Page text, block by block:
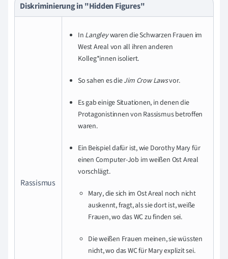
Diskriminierung in "Hidden Figures"
Rassismus
In Langleywaren die Schwarzen Frauen im
West Areal von all ihren anderen
Kolleg*innen isoliert.
So sahen es dieJim Crow Lawsvor.
Es gab einige Situationen, in denen die
Protagonistinnen von Rassismus betroffen
waren.
Ein Beispiel dafür ist, wie Dorothy Mary für
einen Computer-Job im weißen Ost Areal
vorschlägt.
Mary, die sich im Ost Areal noch nicht
auskennt, fragt, als sie dort ist, weiße
Frauen, wo das WC zu finden sei.
Die weißen Frauen meinen, sie wüssten
nicht, wo das WC für Mary explizit sei.